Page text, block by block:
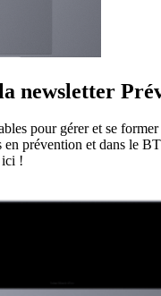
newsletter
pour gérer et se
en prévention et dans le
ici !